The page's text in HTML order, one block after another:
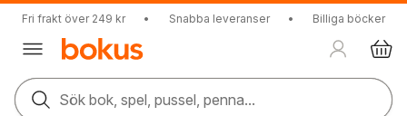
Fri frakt över 249 kr • Snabba leveranser • Billiga böcker
Sök bok, spel, pussel, penna...